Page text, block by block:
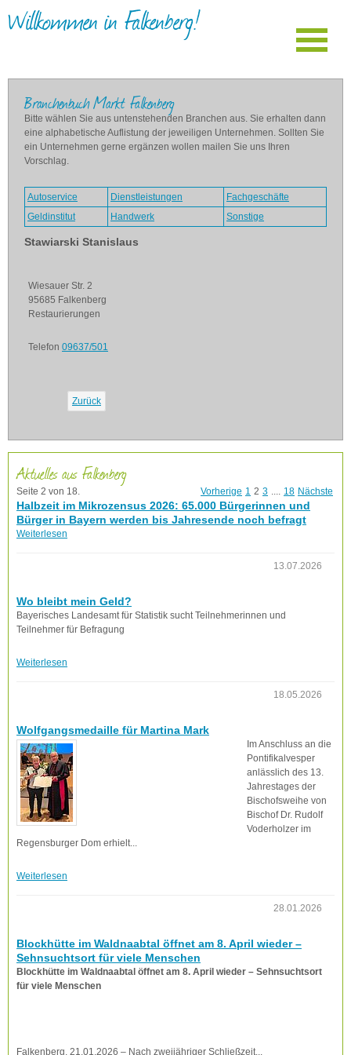
Willkommen in Falkenberg!
Branchenbuch Markt Falkenberg
Bitte wählen Sie aus untenstehenden Branchen aus. Sie erhalten dann
eine alphabetische Auflistung der jeweiligen Unternehmen. Sollten Sie
ein Unternehmen gerne ergänzen wollen mailen Sie uns Ihren
Vorschlag.
Autoservice Dienstleistungen
Fachgeschäfte
Geldinstitut
Handwerk Sonstige
Stawiarski Stanislaus
Wiesauer Str. 2
95685 Falkenberg
Restaurierungen
Telefon 09637/501
Zurück
Aktuelles aus Falkenberg
Seite 2 von 18. Vorherige 1 2 3 .... 18 Nächste
Halbzeit im Mikrozensus 2026: 65.000 Bürgerinnen und
Bürger in Bayern werden bis Jahresende noch befragt
Weiterlesen
13.07.2026
Wo bleibt mein Geld?
Bayerisches Landesamt für Statistik sucht Teilnehmerinnen und
Teilnehmer für Befragung
Weiterlesen
18.05.2026
Wolfgangsmedaille für Martina Mark
Im Anschluss an die
Pontifikalvesper
anlässlich des 13.
Jahrestages der
Bischofsweihe von
Bischof Dr. Rudolf
Voderholzer im
Regensburger Dom erhielt...
Weiterlesen
28.01.2026
Blockhütte im Waldnaabtal öffnet am 8. April wieder –
Sehnsuchtsort für viele Menschen
Blockhütte im Waldnaabtal öffnet am 8. April wieder – Sehnsuchtsort
für viele Menschen
Falkenberg, 21.01.2026 – Nach zweijähriger Schließzeit...